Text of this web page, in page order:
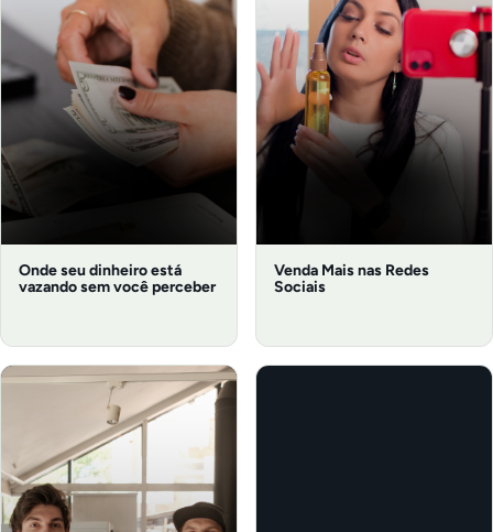
Onde seu dinheiro está
vazando sem você perceber
Venda Mais nas Redes
Sociais